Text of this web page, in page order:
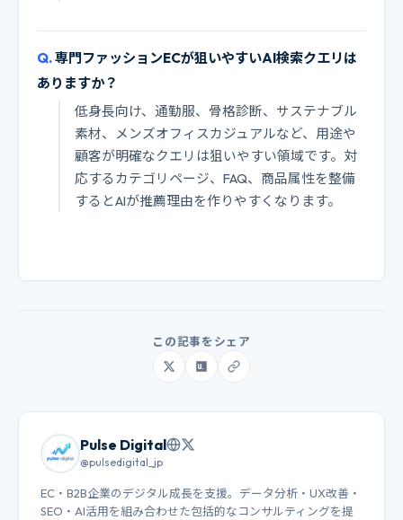
専門ファッションECが狙いやすいAI検索クエリは
ありますか？
低身長向け、通勤服、骨格診断、サステナブル
素材、メンズオフィスカジュアルなど、用途や
顧客が明確なクエリは狙いやすい領域です。対
応するカテゴリページ、FAQ、商品属性を整備
するとAIが推薦理由を作りやすくなります。
この記事をシェア
Pulse Digital
@pulsedigital_jp
EC・B2B企業のデジタル成長を支援。データ分析・UX改善・
SEO・AI活用を組み合わせた包括的なコンサルティングを提